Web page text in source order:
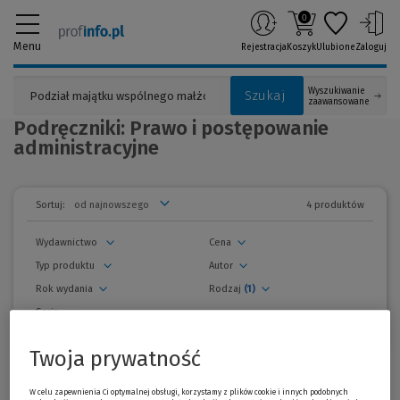
Menu
Szukaj
Wyszukiwanie
zaawansowane
Rejestracja
0
KoszykUlubioneZaloguj
Podręczniki: Prawo i postępowanie
administracyjne
Sortuj: 4 produktów
Wydawnictwo
Rodzaj (1)
Autor
Seria
Cena
Rok wydania
Typ produktu
zwiń
Twoja prywatność
W celu zapewnienia Ci optymalnej obsługi, korzystamy z plików cookie i innych podobnych